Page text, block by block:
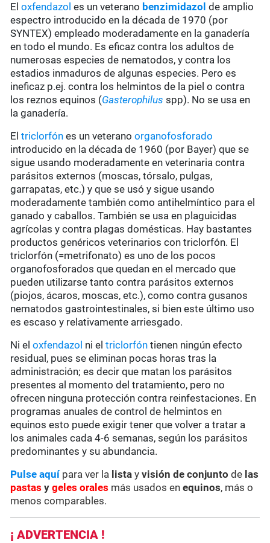
Eloxfendazol es un veterano benzimidazol de amplio
espectro introducido en la década de 1970 (por
SYNTEX) empleado moderadamente en la ganadería
en todo el mundo. Es eficaz contra los adultos de
numerosas especies de nematodos, y contra los
estadios inmaduros de algunas especies. Pero es
ineficaz p.ej. contra los helmintos de la piel o contra
los reznos equinos (Gasterophilus spp). No se usa en
la ganadería.
Eltriclorfón es un veteranoorganofosforado
introducido en la década de 1960 (por Bayer) que se
sigue usando moderadamente en veterinaria contra
parásitos externos (moscas, tórsalo, pulgas,
garrapatas, etc.) y que se usó y sigue usando
moderadamente también como antihelmíntico para el
ganado y caballos. También se usa en plaguicidas
agrícolas y contra plagas domésticas. Hay bastantes
productos genéricos veterinarios con triclorfón. El
triclorfón (=metrifonato) es uno de los pocos
organofosforados que quedan en el mercado que
pueden utilizarse tanto contra parásitos externos
(piojos, ácaros, moscas, etc.), como contra gusanos
nematodos gastrointestinales, si bien este último uso
es escaso y relativamente arriesgado.
Ni eloxfendazol ni eltriclorfón tienen ningún efecto
residual, pues se eliminan pocas horas tras la
administración; es decir que matan los parásitos
presentes al momento del tratamiento, pero no
ofrecen ninguna protección contra reinfestaciones. En
programas anuales de control de helmintos en
equinos esto puede exigir tener que volver a tratar a
los animales cada 4-6 semanas, según los parásitos
predominantes y su abundancia.
Pulse aquípara ver la lista yvisión de conjunto de las
pastas ygeles orales más usados en equinos, más o
menos comparables.
¡ ADVERTENCIA !